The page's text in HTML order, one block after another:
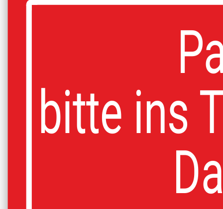
bitte ins